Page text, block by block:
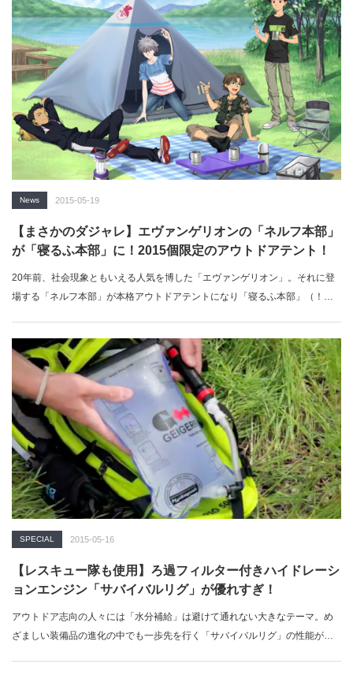
News 2015-05-19
【まさかのダジャレ】エヴァンゲリオンの「ネルフ本部」
が「寝るふ本部」に！2015個限定のアウトドアテント！
20年前、社会現象ともいえる人気を博した「エヴァンゲリオン」。それに登
場する「ネルフ本部」が本格アウトドアテントになり「寝るふ本部」（！）
SPECIAL 2015-05-16
【レスキュー隊も使用】ろ過フィルター付きハイドレーシ
ョンエンジン「サバイバルリグ」が優れすぎ！
アウトドア志向の人々には「水分補給」は避けて通れない大きなテーマ。め
ざましい装備品の進化の中でも一歩先を行く「サバイバルリグ」の性能が優